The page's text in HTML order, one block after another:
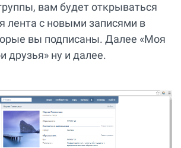
вам будет открываться
лента с новыми записями в
вы подписаны. Далее «Моя
друзья» ну и далее.